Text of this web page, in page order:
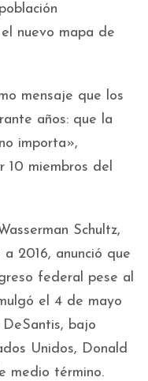
nuevo mapa de
mensaje que los
años: que la
importa»,
miembros del
Schultz,
2016, anunció que
federal pese al
el 4 de mayo
bajo
Unidos, Donald
medio término.